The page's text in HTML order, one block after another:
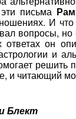
письма
И
вопросы,
он
и
решить
и читающий
Блект